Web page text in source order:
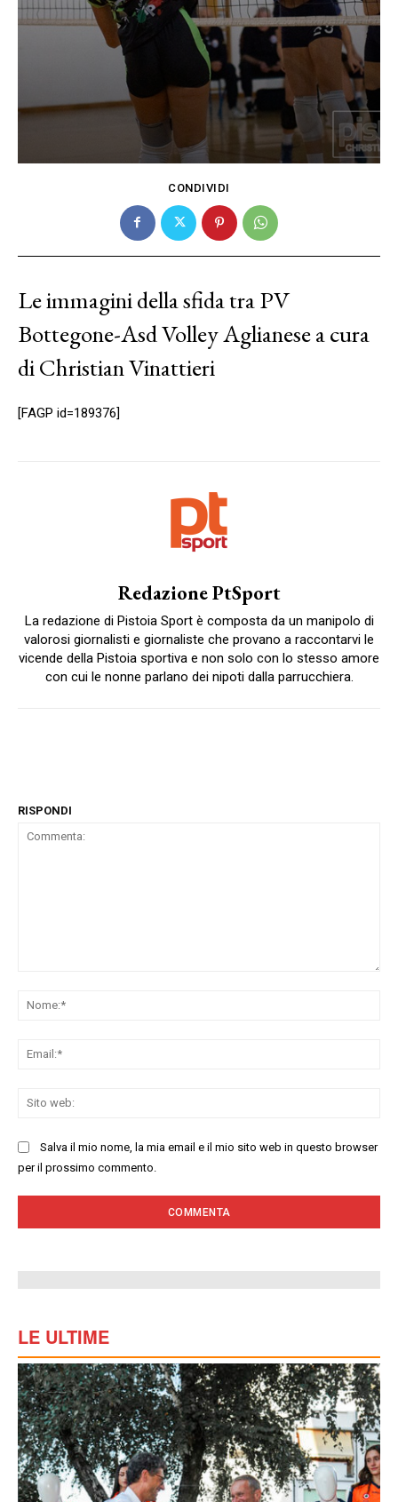
CONDIVIDI
Le immagini della sfida tra PV
Bottegone-Asd Volley Aglianese a cura
di Christian Vinattieri
[FAGP id=189376]
Redazione PtSport
La redazione di Pistoia Sport è composta da un manipolo di
valorosi giornalisti e giornaliste che provano a raccontarvi le
vicende della Pistoia sportiva e non solo con lo stesso amore
con cui le nonne parlano dei nipoti dalla parrucchiera.
RISPONDI
Salva il mio nome, la mia email e il mio sito web in questo browser
per il prossimo commento.
LE ULTIME